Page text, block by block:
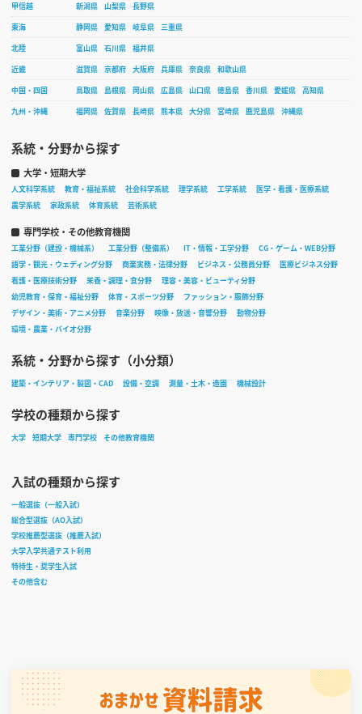
甲信越
新潟県 山梨県
長野県
東海
静岡県 愛知県 岐阜県
三重県
北陸
富山県 石川県
福井県
近畿
滋賀県 京都府 大阪府 兵庫県 奈良県
和歌山県
中国・四国
鳥取県 島根県 岡山県 広島県 山口県 徳島県 香川県 愛媛県
高知県
九州・沖縄
福岡県 佐賀県 長崎県 熊本県 大分県 宮崎県 鹿児島県 沖縄県
系統・分野から探す
大学・短期大学
人文科学系統 教育・福祉系統 社会科学系統 理学系統 工学系統
医学・看護・医療系統
農学系統
家政系統 体育系統 芸術系統
専門学校・その他教育機関
工業分野（建設・機械系） 工業分野（整備系） IT・情報・工学分野
CG・ゲーム・WEB分野
語学・観光・ウェディング分野
商業実務・法律分野 ビジネス・公務員分野
医療ビジネス分野
看護・医療技術分野
栄養・調理・食分野
理容・美容・ビューティ分野
幼児教育・保育・福祉分野
体育・スポーツ分野
ファッション・服飾分野
デザイン・美術・アニメ分野
音楽分野 映像・放送・音響分野
動物分野
環境・農業・バイオ分野
系統・分野から探す（小分類）
建築・インテリア・製図・CAD 設備・空調 測量・土木・造園 機械設計
学校の種類から探す
大学 短期大学 専門学校 その他教育機関
入試の種類から探す
一般選抜（一般入試）
総合型選抜（AO入試）
学校推薦型選抜（推薦入試）
大学入学共通テスト利用
特待生・奨学生入試
その他含む